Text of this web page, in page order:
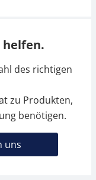
helfen.
des richtigen
zu Produkten,
benötigen.
uns